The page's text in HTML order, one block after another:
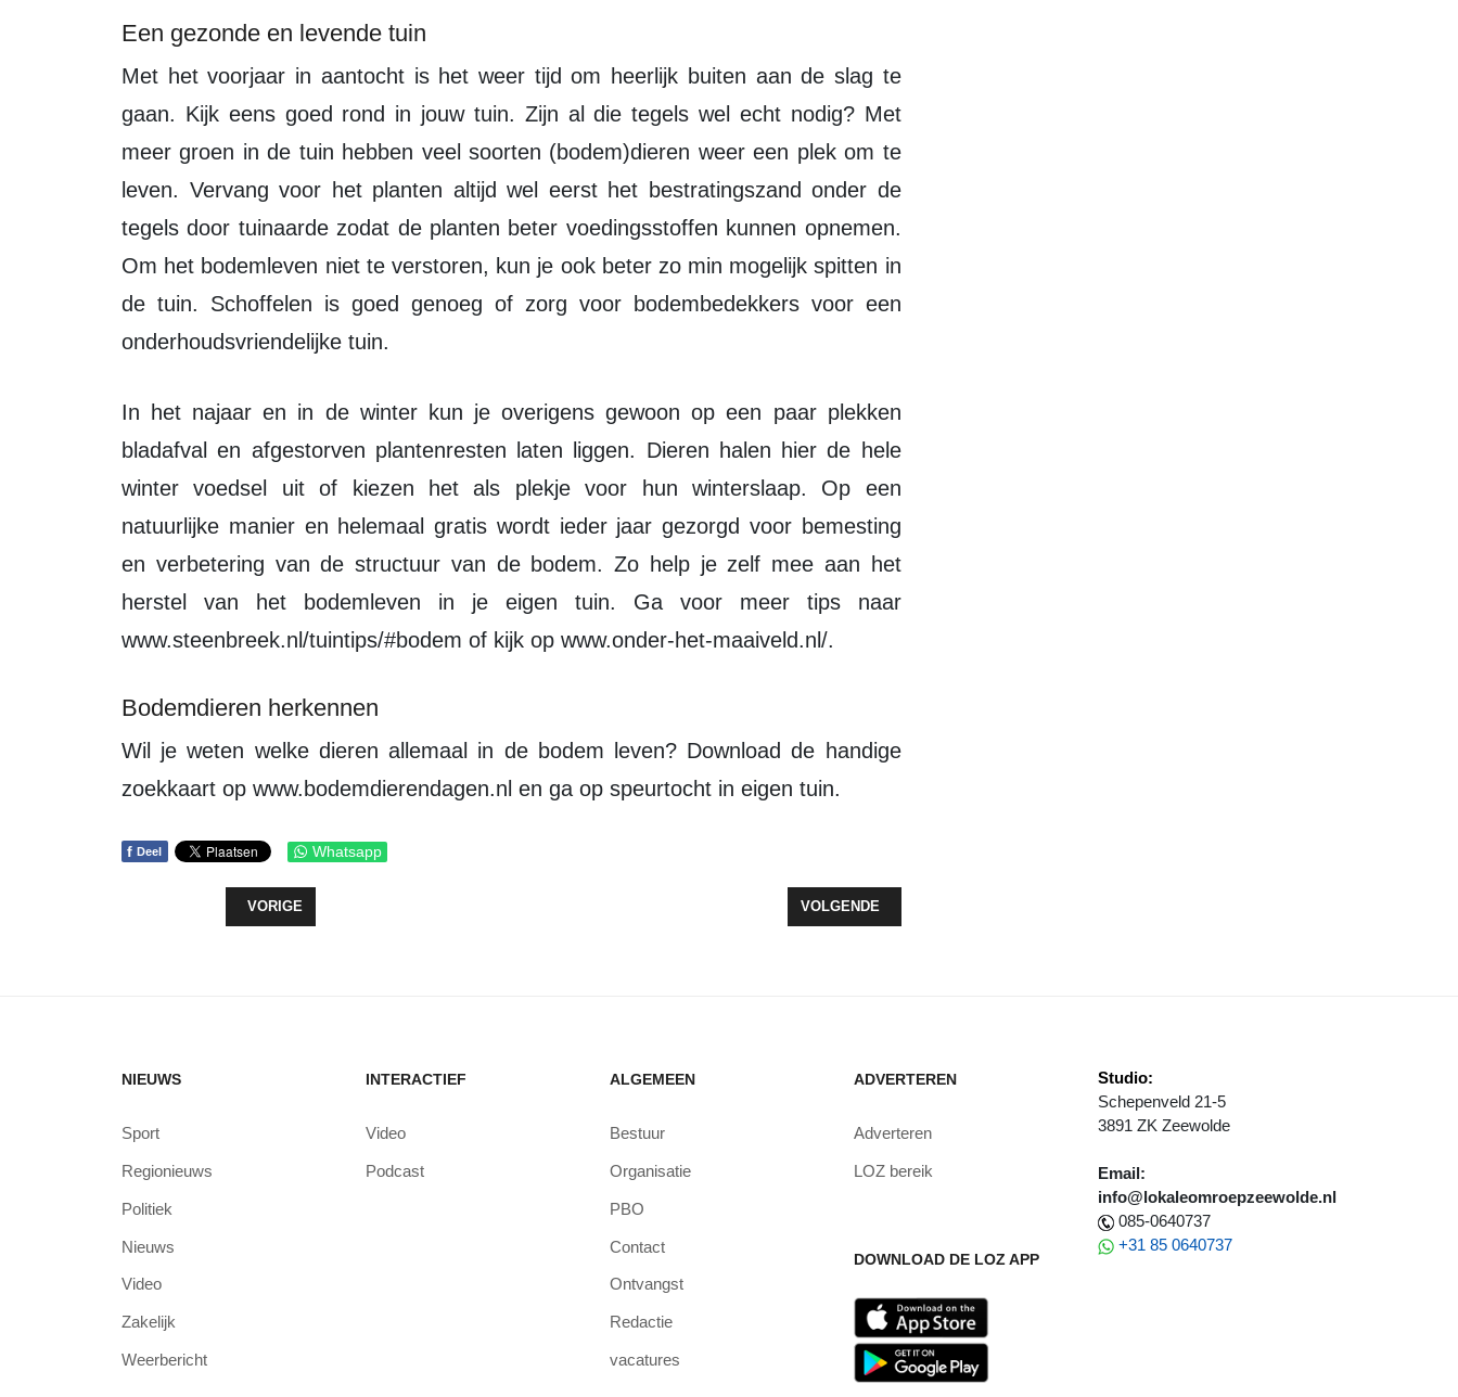
Een gezonde en levende tuin
Met het voorjaar in aantocht is het weer tijd om heerlijk buiten aan de slag te
gaan. Kijk eens goed rond in jouw tuin. Zijn al die tegels wel echt nodig? Met
meer groen in de tuin hebben veel soorten (bodem)dieren weer een plek om te
leven. Vervang voor het planten altijd wel eerst het bestratingszand onder de
tegels door tuinaarde zodat de planten beter voedingsstoffen kunnen opnemen.
Om het bodemleven niet te verstoren, kun je ook beter zo min mogelijk spitten in
de tuin. Schoffelen is goed genoeg of zorg voor bodembedekkers voor een
onderhoudsvriendelijke tuin.
In het najaar en in de winter kun je overigens gewoon op een paar plekken
bladafval en afgestorven plantenresten laten liggen. Dieren halen hier de hele
winter voedsel uit of kiezen het als plekje voor hun winterslaap. Op een
natuurlijke manier en helemaal gratis wordt ieder jaar gezorgd voor bemesting
en verbetering van de structuur van de bodem. Zo help je zelf mee aan het
herstel van het bodemleven in je eigen tuin. Ga voor meer tips naar
www.steenbreek.nl/tuintips/#bodem of kijk op www.onder-het-maaiveld.nl/.
Bodemdieren herkennen
Wil je weten welke dieren allemaal in de bodem leven? Download de handige
zoekkaart op www.bodemdierendagen.nl en ga op speurtocht in eigen tuin.
f Deel Whatsapp
VORIG ARTIKEL: LEEN VERBEEK ACTIEF OP EUROPEES NIVEAU
VORIGE VOLGENDE ARTIKEL: ZORGELOOS GENIETEN VAN TULPENROUTE
VOLGENDE
NIEUWS
Sport
Regionieuws
Politiek
Nieuws
Video
Zakelijk
Weerbericht
INTERACTIEF
Video
Podcast
ALGEMEEN
Bestuur
Organisatie
PBO
Contact
Ontvangst
Redactie
vacatures
ADVERTEREN
Adverteren
LOZ bereik
DOWNLOAD DE LOZ APP
Studio:
Schepenveld 21-5
3891 ZK Zeewolde
Email:
info@lokaleomroepzeewolde.nl
085-0640737
+31 85 0640737